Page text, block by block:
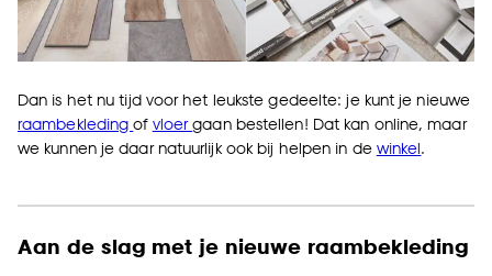
Dan is het nu tijd voor het leukste gedeelte: je kunt je nieuwe
raambekledingof vloergaan bestellen! Dat kan online, maar
we kunnen je daar natuurlijk ook bij helpen in de winkel.
Aan de slag met je nieuwe raambekleding